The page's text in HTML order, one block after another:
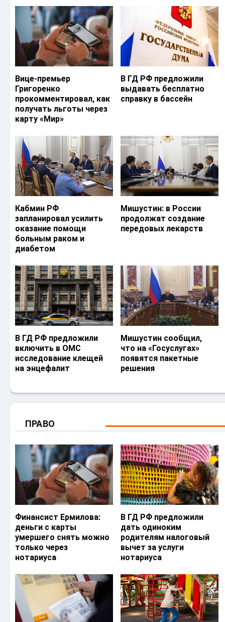
Вице-премьер
Григоренко
прокомментировал, как
получать льготы через
карту «Мир»
В ГД РФ предложили
выдавать бесплатно
справку в бассейн
Кабмин РФ
запланировал усилить
оказание помощи
больным раком и
диабетом
Мишустин: в России
продолжат создание
передовых лекарств
В ГД РФ предложили
включить в ОМС
исследование клещей
на энцефалит
Мишустин сообщил,
что на «Госуслугах»
появятся пакетные
решения
ПРАВО
Финансист Ермилова:
деньги с карты
умершего снять можно
только через
нотариуса
В ГД РФ предложили
дать одиноким
родителям налоговый
вычет за услуги
нотариуса